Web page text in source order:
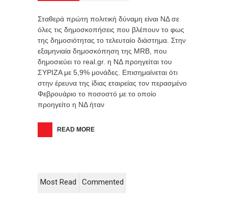
Σταθερά πρώτη πολιτική δύναμη είναι ΝΔ σε
όλες τις δημοσκοπήσεις που βλέπουν το φως
της δημοσιότητας το τελευταίο διάστημα. Στην
εξαμηνιαία δημοσκόπηση της MRB, που
δημοσιεύει το real.gr. η ΝΔ προηγείται του
ΣΥΡΙΖΑ με 5,9% μονάδες. Επισημαίνεται ότι
στην έρευνα της ίδιας εταιρείας τον περασμένο
Φεβρουάριο το ποσοστό με το οποίο
προηγείτο η ΝΔ ήταν
READ MORE
Most Read Commented